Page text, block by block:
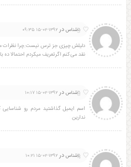
5
ناشناس در ۱۳۹۲-۰۲-۱۵ ۰۹:۳۵
دلیلش چیزی جز ترس نیست.چرا نظرات
نقد می کنم اگرتعریف میکردم احتمالا ده
8
ناشناس در ۱۳۹۲-۰۲-۱۵ ۱۰:۱۷
اسم ایمیل گذاشتید مردم رو
ندارین
4
ناشناس در ۱۳۹۲-۰۲-۱۵ ۱۰:۲۱